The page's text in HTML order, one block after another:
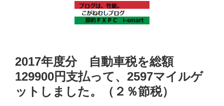
2017年度分 自動車税を総額
129900円支払って、2597マイルゲ
ットしました。（２％節税）